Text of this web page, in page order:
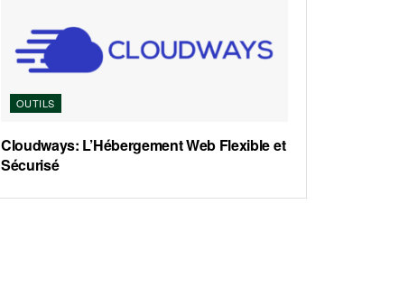
OUTILS
Cloudways: L’Hébergement Web Flexible et
Sécurisé